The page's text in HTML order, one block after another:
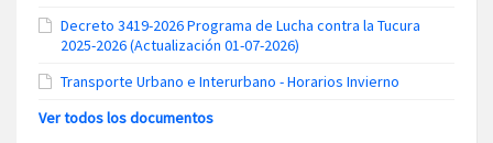
Decreto 3419-2026 Programa de Lucha contra la Tucura
2025-2026 (Actualización 01-07-2026)
Transporte Urbano e Interurbano - Horarios Invierno
Ver todos los documentos